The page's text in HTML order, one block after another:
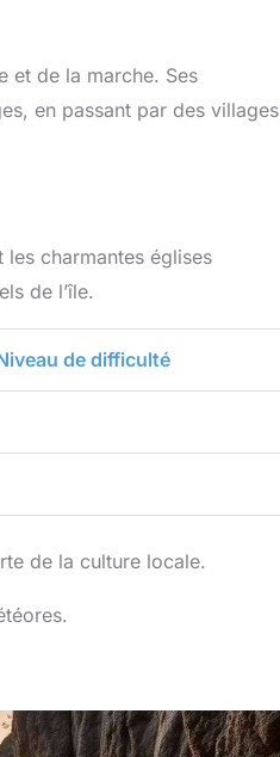
et de la marche. Ses
en passant par des villages
charmantes églises
de l’île.
de difficulté
de la culture locale.